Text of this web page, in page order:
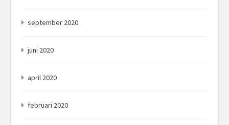
september 2020
juni 2020
april 2020
februari 2020